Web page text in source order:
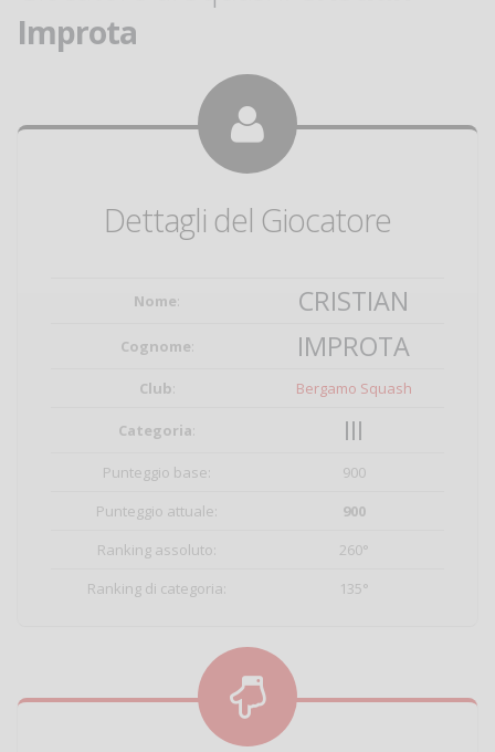
Improta
Dettagli del Giocatore
Nome: CRISTIAN
Cognome: IMPROTA
Club: Bergamo Squash
Categoria: III
Punteggio base:
900
Punteggio attuale:
900
Ranking assoluto:
260°
Ranking di categoria:
135°